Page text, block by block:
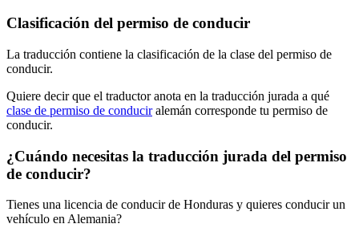
Clasificación del permiso de conducir
La traducción contiene la clasificación de la clase del permiso de
conducir.
Quiere decir que el traductor anota en la traducción jurada a qué
clase de permiso de conduciralemán corresponde tu permiso de
conducir.
¿Cuándo necesitas la traducción jurada del permiso
de conducir?
Tienes una licencia de conducir de Honduras y quieres conducir un
vehículo en Alemania?